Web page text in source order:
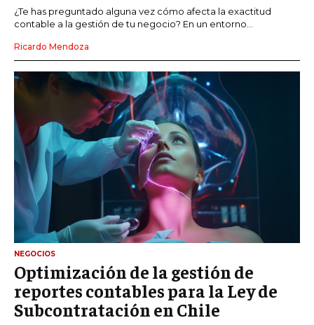
¿Te has preguntado alguna vez cómo afecta la exactitud
contable a la gestión de tu negocio? En un entorno...
Ricardo Mendoza
NEGOCIOS
Optimización de la gestión de
reportes contables para la Ley de
Subcontratación en Chile